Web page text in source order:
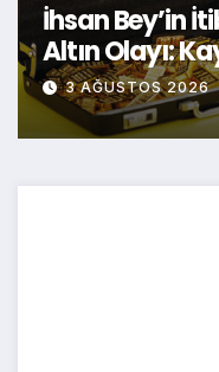
İhsan Bey’in
Altın Olayı:
Kuyumculukta
3 AĞUSTOS 2026